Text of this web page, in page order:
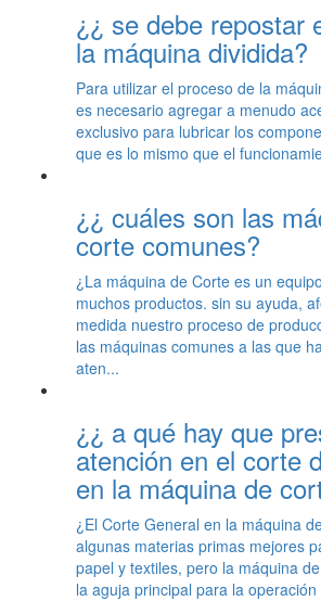
¿¿ se debe repostar
la máquina dividida?
Para utilizar el proceso de la
es necesario agregar a menudo
exclusivo para lubricar los
que es lo mismo que el
¿¿ cuáles son las
corte comunes?
¿La máquina de Corte es un
muchos productos. sin su ayuda,
medida nuestro proceso de
las máquinas comunes a las que
aten...
¿¿ a qué hay que
atención en el corte
en la máquina de
¿El Corte General en la máquina
algunas materias primas mejores
papel y textiles, pero la máquina
la aguja principal para la